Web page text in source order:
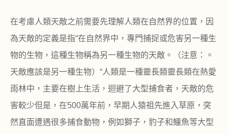
在考慮人類天敵之前需要先理解人類在自然界的位置，因
為天敵的定義是指“在自然界中，專門捕捉或危害另一種生
物的生物，這種生物稱為另一種生物的天敵。（注意：。
天敵應該是另一種生物） “人類是一種靈長類靈長類在熱愛
雨林中，主要在樹上生活，迴避了大型捕食者，天敵的危
害較少但是，在500萬年前，早期人猿祖先進入草原，突
然直面遭遇很多捕食動物，例如獅子，豹子和鱷魚等大型